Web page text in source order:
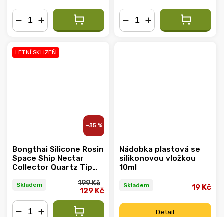
LETNÍ SKLIZEŇ
–35 %
Bongthai Silicone Rosin
Space Ship Nectar
Collector Quartz Tip
Skladem 199 Kč
129 Kč
Nádobka plastová se
silikonovou vložkou
10ml
Skladem 19 Kč
Detail